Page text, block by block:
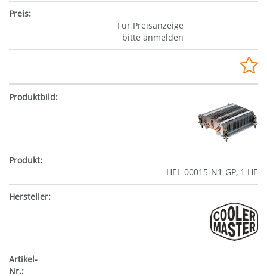
Für Preisanzeige
bitte anmelden
HEL-00015-N1-GP, 1 HE